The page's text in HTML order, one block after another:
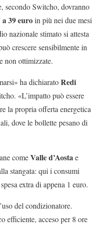
secondo Switcho, dovranno
a 39 euroin più nei due mesi
nazionale stimato si attesta
crescere sensibilmente in
non ottimizzate.
ha dichiaratoRedi
«L’impatto può essere
la propria offerta energetica
dove le bollette pesano di
comeValle d’Aostae
stangata: qui i consumi
extra di appena 1 euro.
del condizionatore.
efficiente, acceso per 8 ore